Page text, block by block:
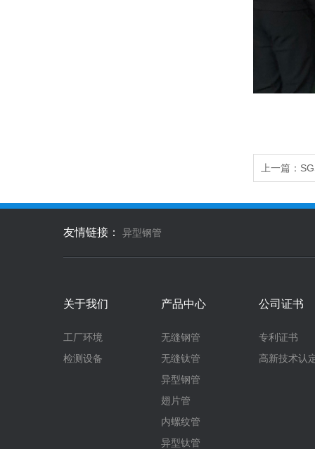
上一篇：
友情链接： 异型钢管
关于我们
工厂环境
检测设备
产品中心
无缝钢管
无缝钛管
异型钢管
翅片管
内螺纹管
异型钛管
公司证书
专利证书
高新技术认